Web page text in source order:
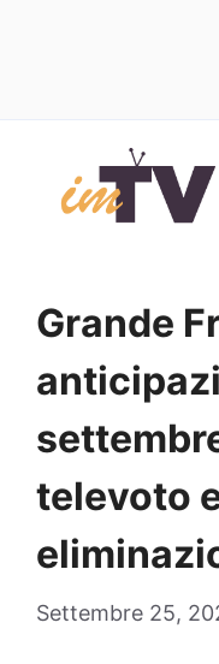
contenuto
Grande
televoto
Settembre 25,